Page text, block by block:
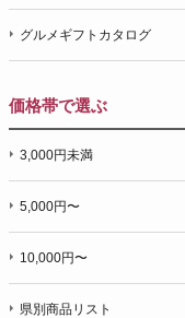
グルメギフトカタログ
価格帯で選ぶ
3,000円未満
5,000円〜
10,000円〜
県別商品リスト